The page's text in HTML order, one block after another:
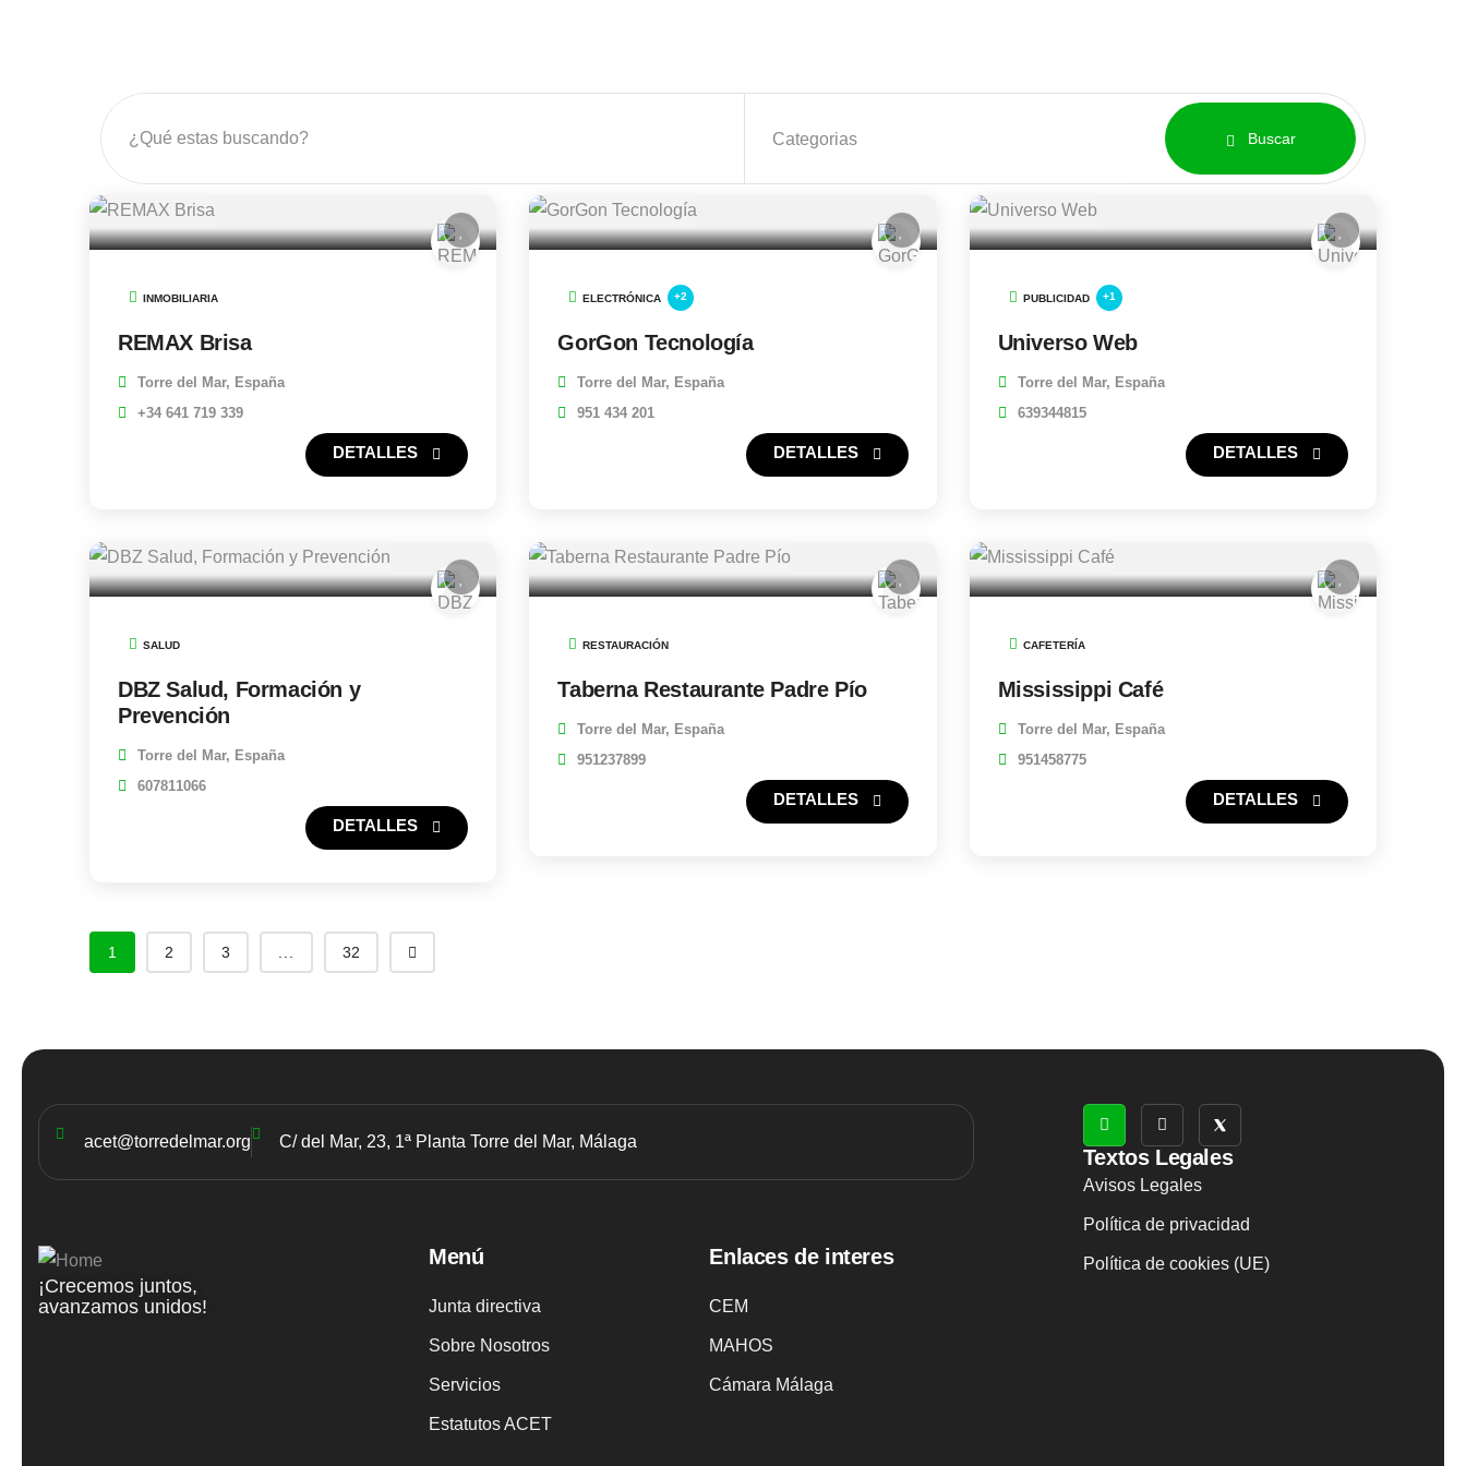
Buscar
INMOBILIARIA
REMAX Brisa
Torre del Mar, España
+34 641 719 339
ELECTRÓNICA +2
GorGon Tecnología
Torre del Mar, España
951 434 201
PUBLICIDAD +1
Universo Web
Torre del Mar, España
639344815
SALUD
DBZ Salud, Formación y
Prevención
Torre del Mar, España
607811066
RESTAURACIÓN
Taberna Restaurante Padre Pío
Torre del Mar, España
951237899
CAFETERÍA
Mississippi Café
Torre del Mar, España
951458775
1 2 3 32
acet@torredelmar.org C/ del Mar, 23, 1ª Planta Torre del Mar, Málaga
¡Crecemos juntos,
avanzamos unidos!
Menú
Junta directiva
Sobre Nosotros
Servicios
Estatutos ACET
Enlaces de interes
CEM
MAHOS
Cámara Málaga
Textos Legales
Avisos Legales
Política de privacidad
Política de cookies (UE)